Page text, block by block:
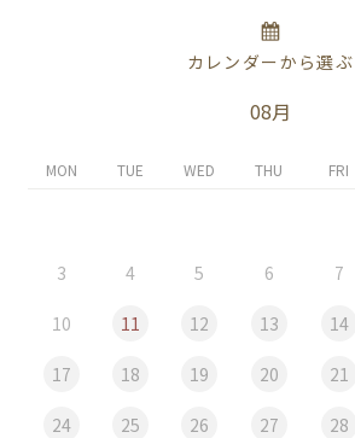
カレンダーから選ぶ
08月
MON TUE WED THU FRI
3 4 5 6 7
10 11 12 13 14
17 18 19 20 21
24 25 26 27 28